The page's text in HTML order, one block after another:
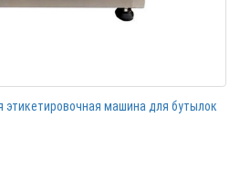
этикетировочная машина для бутылок